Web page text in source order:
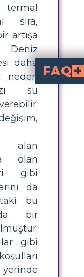
sıra,
artışa
daha
neden
su
alan
olan
gibi
da
bu
bir
gibi
FAQ